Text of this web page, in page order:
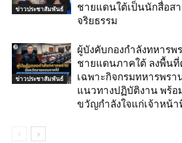
ข่าวประชาสัมพันธ์
ชายแดนใต้เป็นนักสื่อส
จริยธรรม
ข่าวประชาสัมพันธ์
ผู้บังคับกองกำลังทหารพ
ชายแดนภาคใต้ ลงพื้นที่
เฉพาะกิจกรมทหารพรา
แนวทางปฏิบัติงาน พร้อ
ขวัญกำลังใจแก่เจ้าหน้า